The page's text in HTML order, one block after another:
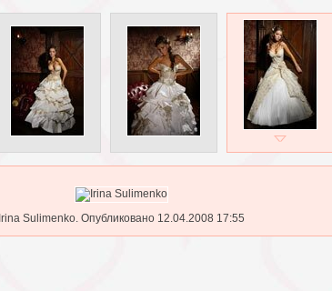
Irina Sulimenko. Опубликовано 12.04.2008 17:55